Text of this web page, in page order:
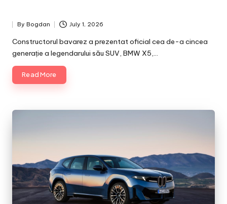
Posted
by
By Bogdan July 1, 2026
Constructorul bavarez a prezentat oficial cea de-a cincea
generație a legendarului său SUV, BMW X5,…
Read More